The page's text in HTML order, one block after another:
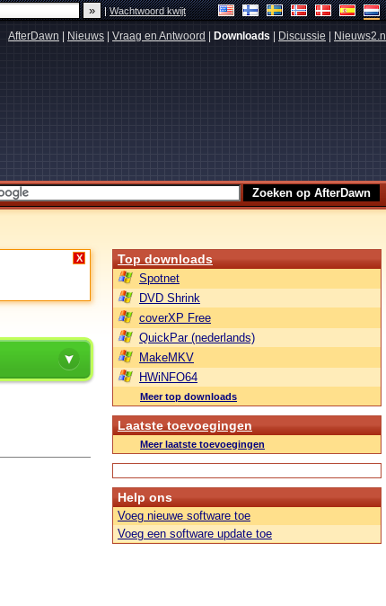
|Wachtwoord kwijt
AfterDawn Nieuws Vraag en Antwoord Downloads Discussie Nieuws2.nl
X Top downloads
Spotnet
DVD Shrink
coverXP Free
QuickPar (nederlands)
MakeMKV
HWiNFO64
Meer top downloads
Laatste toevoegingen
Meer laatste toevoegingen
Help ons
Voeg nieuwe software toe
Voeg een software update toe